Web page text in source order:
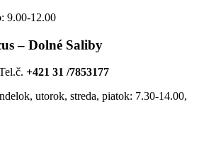
9.00-12.00
– Dolné Saliby
+421 31 /7853177
utorok, streda, piatok: 7.30-14.00,